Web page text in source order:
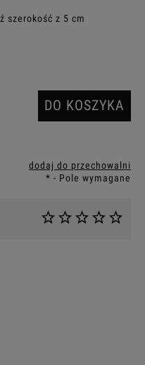
szerokość z 5 cm
DO KOSZYKA
dodaj do przechowalni
* - Pole wymagane